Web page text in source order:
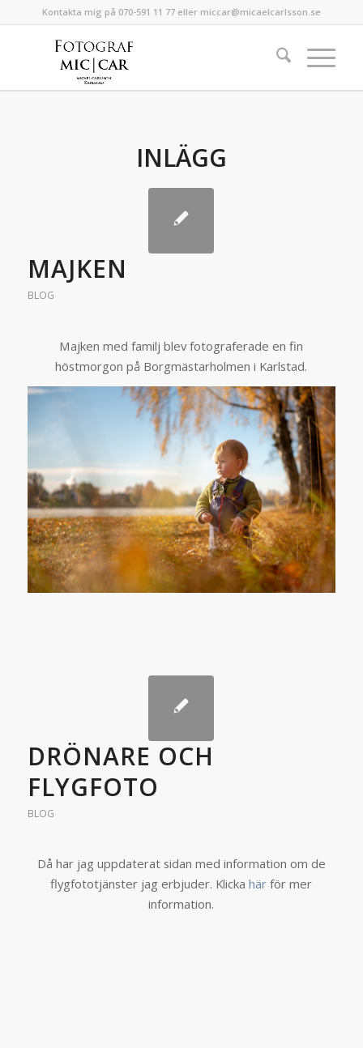
Kontakta mig på 070-591 11 77 eller miccar@micaelcarlsson.se
INLÄGG
MAJKEN
BLOG
Majken med familj blev fotograferade en fin
höstmorgon på Borgmästarholmen i Karlstad.
DRÖNARE OCH
FLYGFOTO
BLOG
Då har jag uppdaterat sidan med information om de
flygfototjänster jag erbjuder. Klickahär för mer
information.